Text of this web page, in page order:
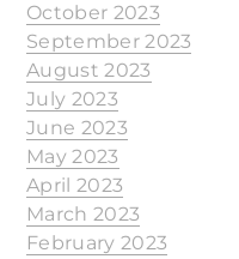
October 2023
September 2023
August 2023
July 2023
June 2023
May 2023
April 2023
March 2023
February 2023